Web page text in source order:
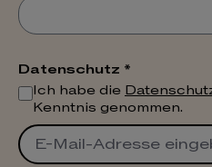
Datenschutz *
Ich habe die
Kenntnis genommen.